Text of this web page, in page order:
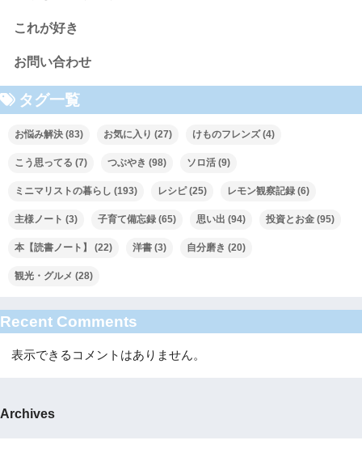
これが好き
お問い合わせ
タグ一覧
お悩み解決 (83) お気に入り (27) けものフレンズ(4)
こう思ってる (7) つぶやき (98) ソロ活 (9)
ミニマリストの暮らし (193) レシピ(25) レモン観察記録 (6)
主様ノート (3) 子育て備忘録 (65) 思い出 (94) 投資とお金 (95)
本【読書ノート】 (22) 洋書 (3) 自分磨き (20)
観光・グルメ (28)
Recent Comments
表示できるコメントはありません。
Archives